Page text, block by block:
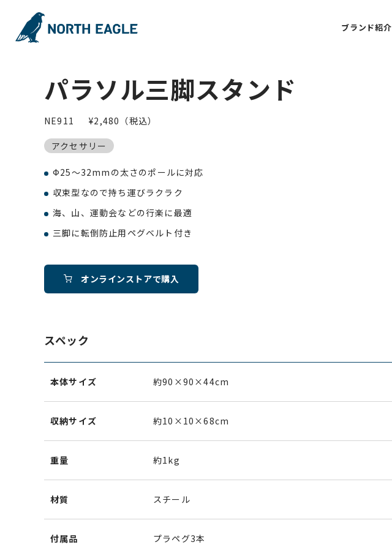
ブランド紹介
パラソル三脚スタンド
NE911 ¥2,480（税込）
アクセサリー
Ф25～32mmの太さのポールに対応
収束型なので持ち運びラクラク
海、山、運動会などの行楽に最適
三脚に転倒防止用ペグベルト付き
オンラインストアで購入
スペック
本体サイズ 約90×90×44cm
収納サイズ 約10×10×68cm
重量 約1kg
材質 スチール
付属品 プラペグ3本